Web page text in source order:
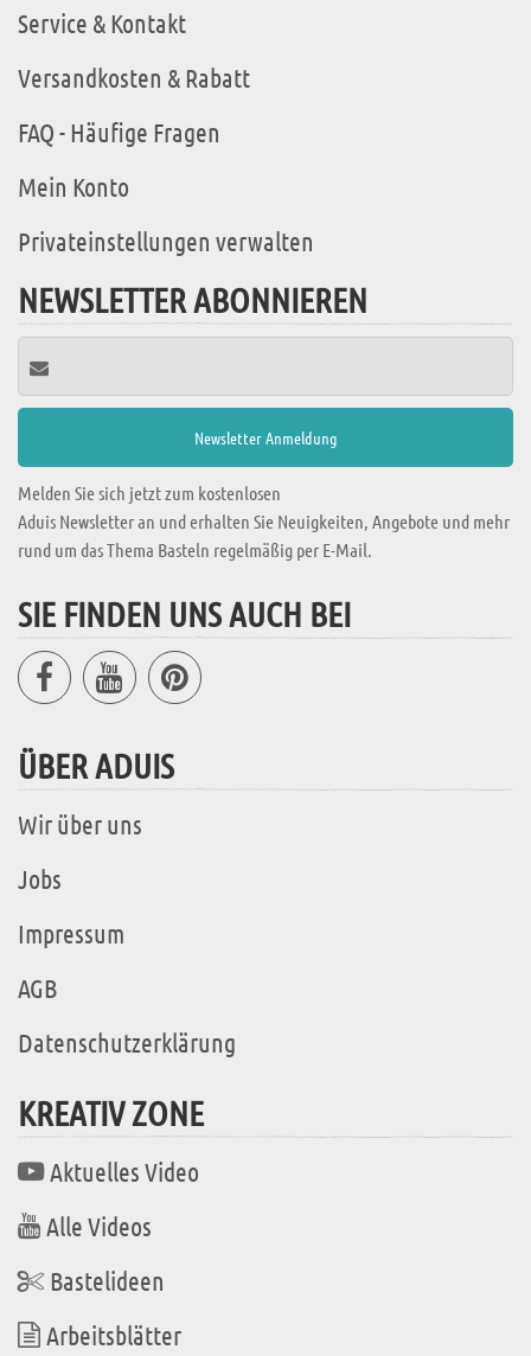
Service & Kontakt
Versandkosten & Rabatt
FAQ - Häufige Fragen
Mein Konto
Privateinstellungen verwalten
NEWSLETTER ABONNIEREN
Melden Sie sich jetzt zum kostenlosen
Aduis Newsletter an und erhalten Sie Neuigkeiten, Angebote und mehr
rund um das Thema Basteln regelmäßig per E-Mail.
SIE FINDEN UNS AUCH BEI
ÜBER ADUIS
Wir über uns
Jobs
Impressum
AGB
Datenschutzerklärung
KREATIV ZONE
Aktuelles Video
Alle Videos
Bastelideen
Arbeitsblätter